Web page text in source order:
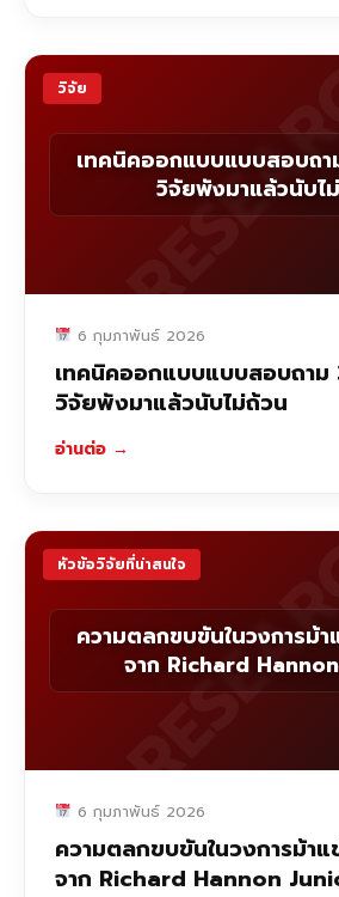
วิจัย
เทคนิคออกแบบแบบสอบถา
วิจัยพังมาแล้วนับไ
6 กุมภาพันธ์ 2026
เทคนิคออกแบบแบบสอบถาม
วิจัยพังมาแล้วนับไม่ถ้วน
อ่านต่อ →
หัวข้อวิจัยที่น่าสนใจ
ความตลกขบขันในวงการม้า
จาก Richard
6 กุมภาพันธ์ 2026
ความตลกขบขันในวงการม้า
จาก Richard Hannon